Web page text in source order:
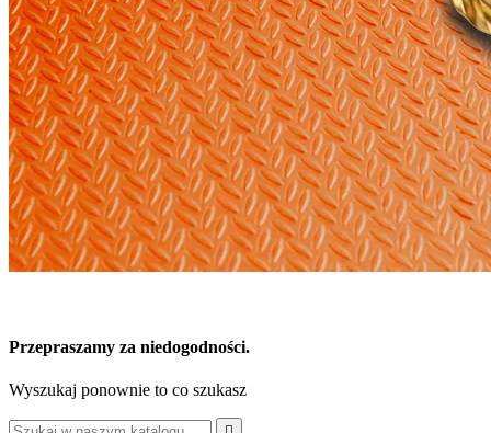
Przepraszamy za niedogodności.
Wyszukaj ponownie to co szukasz